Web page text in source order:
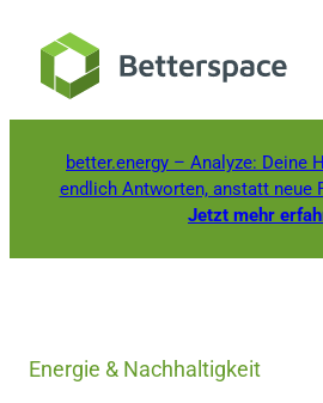
Inhalt
springen
better.energy – Analyze: Deine
endlich Antworten, anstatt neue
Jetzt mehr
Energie & Nachhaltigkeit